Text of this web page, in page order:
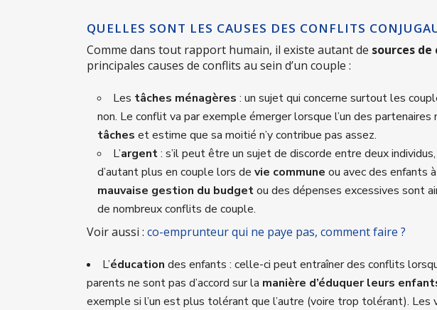
QUELLES SONT LES CAUSES DES CONFLITS
Comme dans tout rapport humain, il existe autant de sources
principales causes de conflits au sein d’un couple :
Les tâches ménagères : un sujet qui concerne surtout les
non. Le conflit va par exemple émerger lorsque l’un des partenaires
tâches et estime que sa moitié n’y contribue pas assez.
L’argent: s’il peut être un sujet de discorde entre deux
d’autant plus en couple lors de vie commune ou avec des enfants
mauvaise gestion du budgetou des dépenses excessives sont
de nombreux conflits de couple.
Voir aussi : co-emprunteur qui ne paye pas, comment faire ?
L’éducation des enfants : celle-ci peut entraîner des conflits
parents ne sont pas d’accord sur la manière d’éduquer leurs
exemple si l’un est plus tolérant que l’autre (voire trop tolérant). Les